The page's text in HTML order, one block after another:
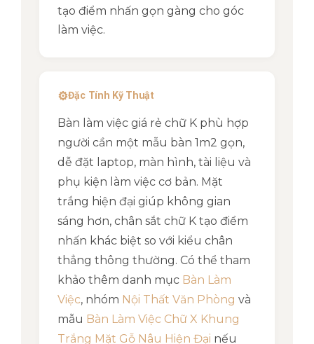
tạo điểm nhấn gọn gàng cho góc
làm việc.
⚙️Đặc Tính Kỹ Thuật
Bàn làm việc giá rẻ chữ K phù hợp
người cần một mẫu bàn 1m2 gọn,
dễ đặt laptop, màn hình, tài liệu và
phụ kiện làm việc cơ bản. Mặt
trắng hiện đại giúp không gian
sáng hơn, chân sắt chữ K tạo điểm
nhấn khác biệt so với kiểu chân
thẳng thông thường. Có thể tham
khảo thêm danh mục Bàn Làm
Việc, nhóm Nội Thất Văn Phòng và
mẫu Bàn Làm Việc Chữ X Khung
Trắng Mặt Gỗ Nâu Hiện Đại nếu